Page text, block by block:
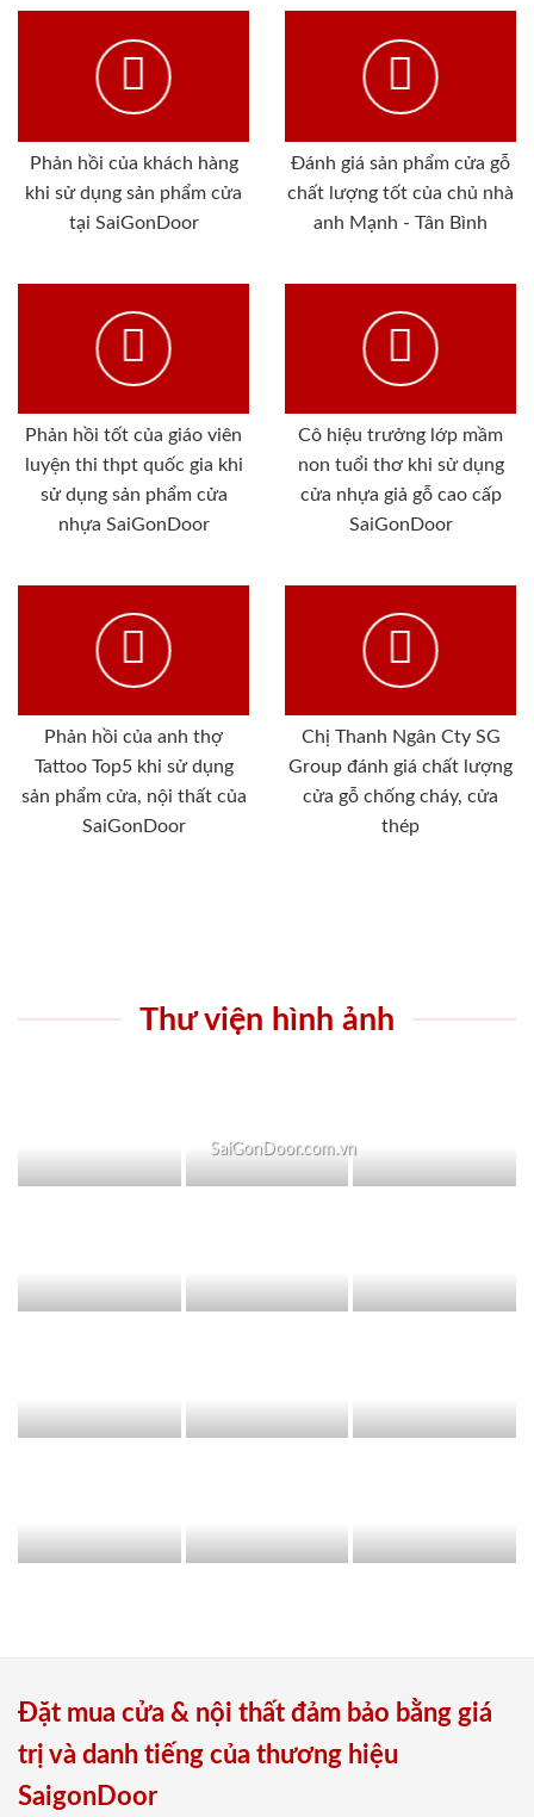
Phản hồi của khách hàng
khi sử dụng sản phẩm cửa
tại SaiGonDoor
Đánh giá sản phẩm cửa gỗ
chất lượng tốt của chủ nhà
anh Mạnh - Tân Bình
Phản hồi tốt của giáo viên
luyện thi thpt quốc gia khi
sử dụng sản phẩm cửa
nhựa SaiGonDoor
Cô hiệu trưởng lớp mầm
non tuổi thơ khi sử dụng
cửa nhựa giả gỗ cao cấp
SaiGonDoor
Phản hồi của anh thợ
Tattoo Top5 khi sử dụng
sản phẩm cửa, nội thất của
SaiGonDoor
Chị Thanh Ngân Cty SG
Group đánh giá chất lượng
cửa gỗ chống cháy, cửa
thép
Thư viện hình ảnh
SaiGonDoor.com.vn
Đặt mua cửa & nội thất đảm bảo bằng giá
trị và danh tiếng của thương hiệu
SaigonDoor